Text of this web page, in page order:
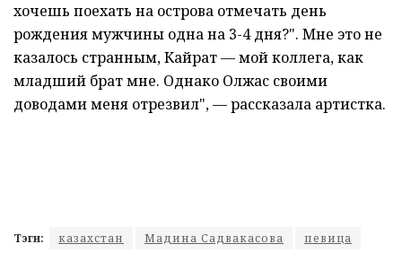
хочешь поехать на острова отмечать день
рождения мужчины одна на 3-4 дня?". Мне это не
казалось странным, Кайрат — мой коллега, как
младший брат мне. Однако Олжас своими
доводами меня отрезвил", — рассказала артистка.
Тэги: казахстан Мадина Садвакасова певица